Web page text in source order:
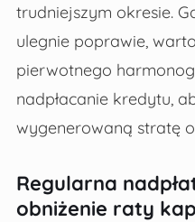
trudniejszym okresie.
ulegnie poprawie,
pierwotnego
nadpłacanie kredytu,
wygenerowaną stratę
Regularna
obniżenie raty